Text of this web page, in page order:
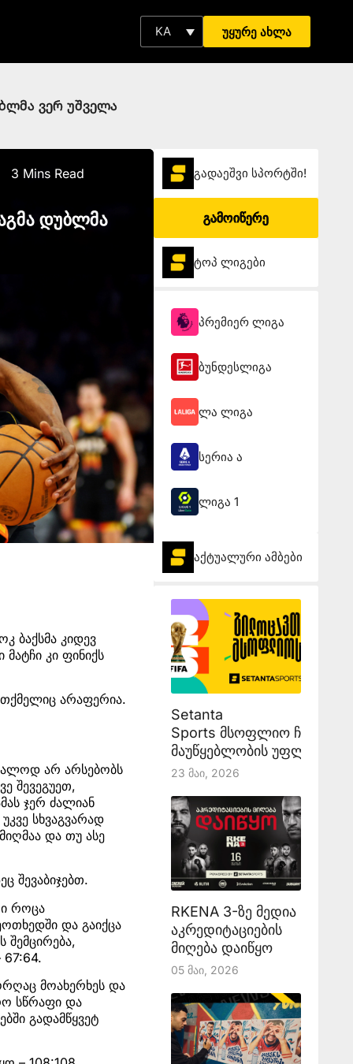
KA უყურე ახლა
ვერ უშველა
3 Mins Read
დუბლმა
ბაქსმა კიდევ
კი ფინიქს
არაფერია.
არ არსებობს
შევეგუეთ,
ჯერ ძალიან
სხვაგვარად
და თუ ასე
შევაბიჯებთ.
როცა
და გაიქცა
შემცირება,
მოახერხეს და
სწრაფი და
გადამწყვეტ
გადაეშვი სპორტში!
გამოიწერე
ტოპ ლიგები
პრემიერ ლიგა
ბუნდესლიგა
ლა ლიგა
სერია ა
ლიგა 1
აქტუალური ამბები
Setanta
Sports მსოფლიო
მაუწყებლობის უფლებას
23 Მაი, 2026
RKENA 3-ზე მედია
აკრედიტაციების
მიღება დაიწყო
05 Მაი, 2026